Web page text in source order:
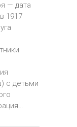
— дата
1917
с детьми